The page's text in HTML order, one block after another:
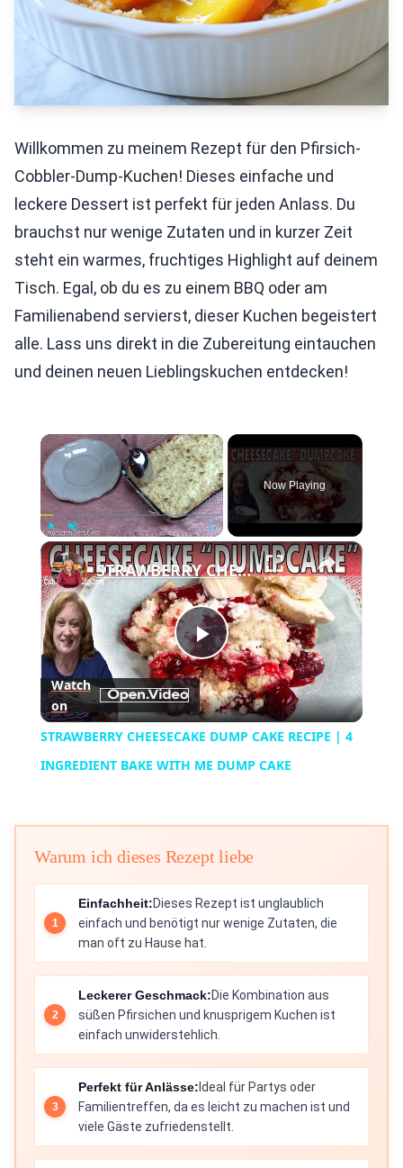
Willkommen zu meinem Rezept für den Pfirsich-
Cobbler-Dump-Kuchen! Dieses einfache und
leckere Dessert ist perfekt für jeden Anlass. Du
brauchst nur wenige Zutaten und in kurzer Zeit
steht ein warmes, fruchtiges Highlight auf deinem
Tisch. Egal, ob du es zu einem BBQ oder am
Familienabend servierst, dieser Kuchen begeistert
alle. Lass uns direkt in die Zubereitung eintauchen
und deinen neuen Lieblingskuchen entdecken!
×
Play Unmute Fullscreen
Now Playing
×
Play
Video
STRAWBERRY CHEESECAKE DUMP CAKE RECIPE | 4 INGREDIENT BAKE WITH ME DUMP CAKE
Watch
on
STRAWBERRY CHEESECAKE DUMP CAKE RECIPE | 4
INGREDIENT BAKE WITH ME DUMP CAKE
Warum ich dieses Rezept liebe
Einfachheit:Dieses Rezept ist unglaublich
einfach und benötigt nur wenige Zutaten, die
man oft zu Hause hat.
Leckerer Geschmack:Die Kombination aus
süßen Pfirsichen und knusprigem Kuchen ist
einfach unwiderstehlich.
Perfekt für Anlässe: Ideal für Partys oder
Familientreffen, da es leicht zu machen ist und
viele Gäste zufriedenstellt.